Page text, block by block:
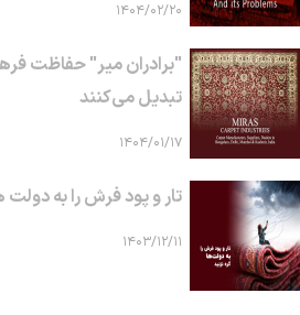
۱۴۰۴/۰۲/۲۰
"برادران میر" حفاظت
تبدیل می‌کنند
۱۴۰۴/۰۱/۱۷
تار و پود فرش را به دولت
۱۴۰۳/۱۲/۱۱